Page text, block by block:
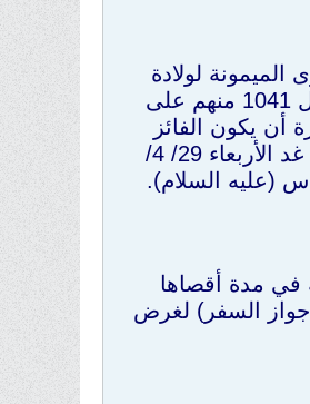
الميمونة لولادة
الإمام علي الرضا (عليه السلام). وبلغ العدد الكلي للمشاركين في المسابقة 3566 مشاركًا، حصل 1041 منهم على
أن يكون الفائز
حاضرًا في المحفل القرآني المخصص لذكرى ولادة الإمام الرضا (عليه السلام)، الذي سيُقام يوم غد الأربعاء 29/ 4/
في مدة أقصاها
جواز السفر) لغرض